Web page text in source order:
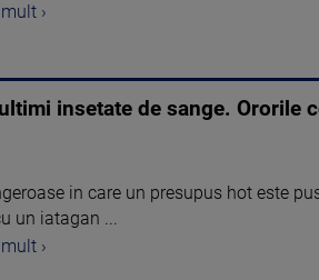
›
insetate de sange. Ororile
in care un presupus hot este
un iatagan ...
›